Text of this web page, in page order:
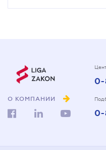
О КОМПАНИИ
0-
0-